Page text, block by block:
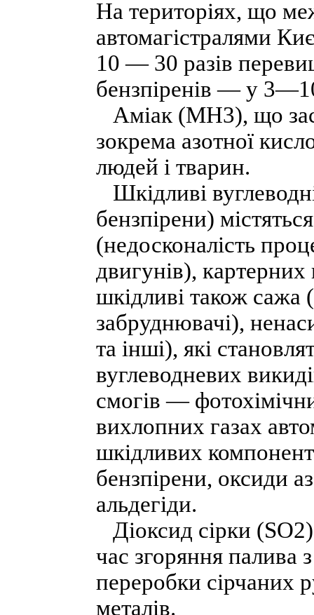
На територіях, що
автомагістралями
10 — 30 разів
бензпіренів — у
Аміак (МН3), що
зокрема азотної
людей і тварин.
Шкідливі
бензпірени)
(недосконалість
двигунів),
шкідливі також сажа
забруднювачі),
та інші), які
вуглеводневих
смогів —
вихлопних газах
шкідливих
бензпірени, оксиди
альдегіди.
Діоксид сірки
час згоряння палива
переробки сірчаних
металів.